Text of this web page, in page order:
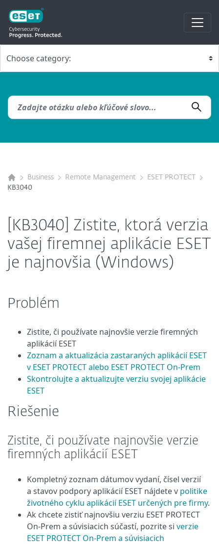
Business Remote Management
ESET PROTECT
KB3040
[KB3040] Zistite, ktorá verzia
vašej firemnej aplikácie ESET
je najnovšia (Windows)
Problém
Zistite, či používate najnovšie verzie firemných
aplikácií ESET
Zoznam a aktualizácia zastaraných aplikácií ESET
v ESET PROTECT alebo ESET PROTECT On-Prem
Skontrolujte a aktualizujte verziu svojej aplikácie
ESET
Riešenie
Zistite, či používate najnovšie verzie
firemných aplikácií ESET
Kompletný zoznam dátumov vydaní, čísel verzií
a stavov podpory aplikácií ESET nájdete v politike
životného cyklu aplikácií ESET určených pre firmy.
Ak chcete zistiť najnovšiu verziu ESET PROTECT
On-Prem a súvisiacich súčastí, pozrite si verzie
ESET PROTECT On-Prem a súvisiacich